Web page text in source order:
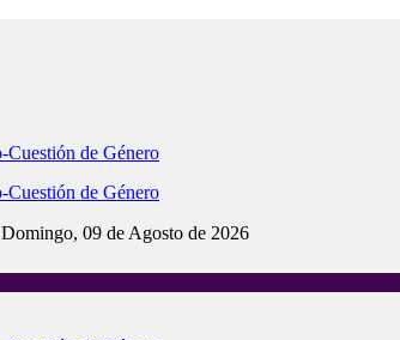
Domingo, 09 de Agosto de 2026